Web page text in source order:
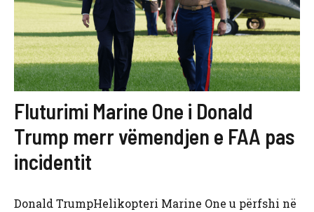
Fluturimi Marine One i Donald
Trump merr vëmendjen e FAA pas
incidentit
Donald TrumpHelikopteri Marine One u përfshi në